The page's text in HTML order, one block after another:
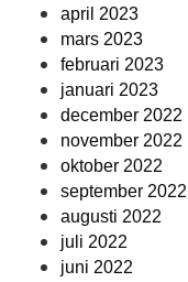
april 2023
mars 2023
februari 2023
januari 2023
december 2022
november 2022
oktober 2022
september 2022
augusti 2022
juli 2022
juni 2022